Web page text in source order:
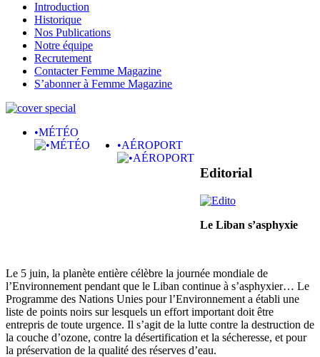
Introduction
Historique
Nos Publications
Notre équipe
Recrutement
Contacter Femme Magazine
S’abonner à Femme Magazine
•MÉTÉO
•AÉROPORT
Editorial
Le Liban s’asphyxie
Le 5 juin, la planète entière célèbre la journée mondiale de
l’Environnement pendant que le Liban continue à s’asphyxier… Le
Programme des Nations Unies pour l’Environnement a établi une
liste de points noirs sur lesquels un effort important doit être
entrepris de toute urgence. Il s’agit de la lutte contre la destruction de
la couche d’ozone, contre la désertification et la sécheresse, et pour
la préservation de la qualité des réserves d’eau.